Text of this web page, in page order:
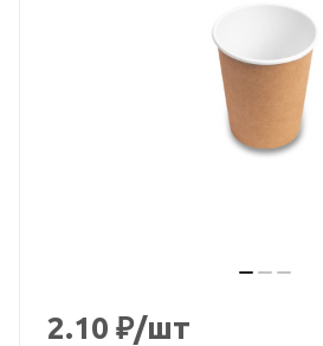
2.10 ₽/шт